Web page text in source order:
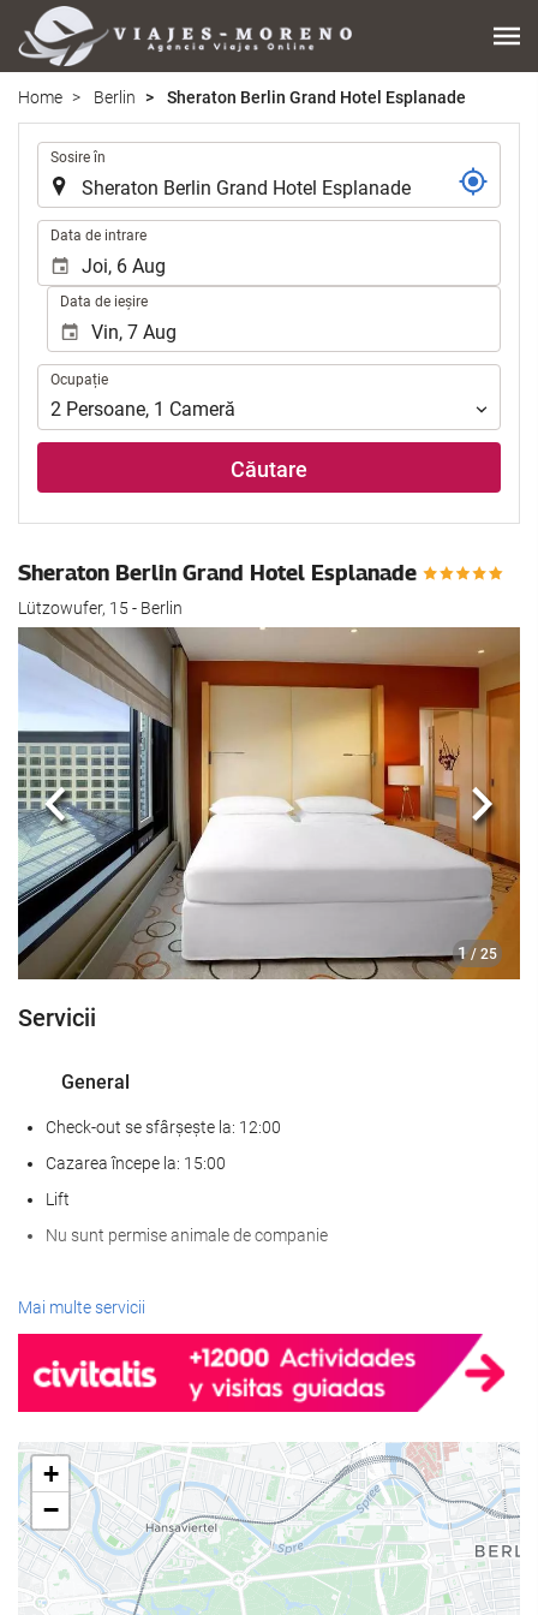
Home Berlin Sheraton Berlin Grand Hotel Esplanade
Sosire în
Data de intrare
Data de ieșire
Ocupație
Ocupație
2 Persoane, 1 Cameră
Căutare
Sheraton Berlin Grand Hotel Esplanade
Lützowufer, 15 - Berlin
1 / 25
Anterioară
Servicii
General
Check-out se sfârșește la: 12:00
Cazarea începe la: 15:00
Lift
Nu sunt permise animale de companie
Servicii de primire
recepţie deschisă nonstop
cameră de bagaje
Mâncare și băuturi
Restaurant à la carte
Bar
Unități de afaceri
Mai multe servicii
+
−